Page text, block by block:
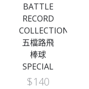
BATTLE
RECORD
COLLECTION-
五檔路飛
棒球
SPECIAL
$140